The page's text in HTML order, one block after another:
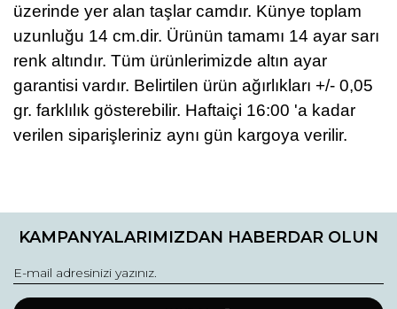
üzerinde yer alan taşlar camdır. Künye toplam
uzunluğu 14 cm.dir. Ürünün tamamı 14 ayar sarı
renk altındır. Tüm ürünlerimizde altın ayar
garantisi vardır. Belirtilen ürün ağırlıkları +/- 0,05
gr. farklılık gösterebilir. Haftaiçi 16:00 'a kadar
verilen siparişleriniz aynı gün kargoya verilir.
konularda yetersiz gördüğünüz noktaları öneri formunu
Görüş ve önerileriniz için teşekkür ederiz.
Ürün resmi kalitesiz, bozuk veya görüntülenemiyor.
KAMPANYALARIMIZDAN HABERDAR OLUN